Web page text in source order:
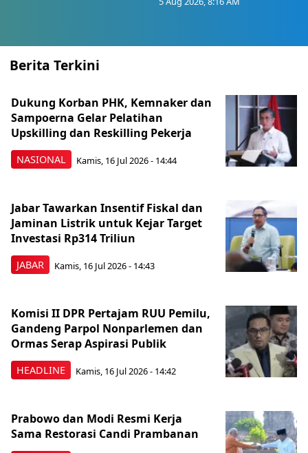
Berita Terkini
NASIONAL
Dukung Korban PHK, Kemnaker dan
Sampoerna Gelar Pelatihan
Upskilling dan Reskilling Pekerja
Kamis, 16 Jul 2026 - 14:44
JABAR
Jabar Tawarkan Insentif Fiskal dan
Jaminan Listrik untuk Kejar Target
Investasi Rp314 Triliun
Kamis, 16 Jul 2026 - 14:43
HEADLINE
Komisi II DPR Pertajam RUU Pemilu,
Gandeng Parpol Nonparlemen dan
Ormas Serap Aspirasi Publik
Kamis, 16 Jul 2026 - 14:42
Prabowo dan Modi Resmi Kerja
Sama Restorasi Candi Prambanan